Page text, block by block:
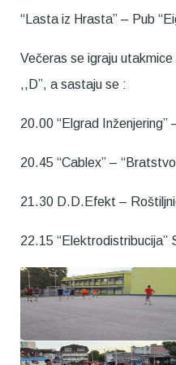
“Lasta iz Hrasta” – Pub
Večeras se igraju
,,D”, a sastaju se :
20.00 “Elgrad Inženjering”
20.45 “Cablex” –
21.30 D.D.Efekt –
22.15 “Elektrodistribucija”